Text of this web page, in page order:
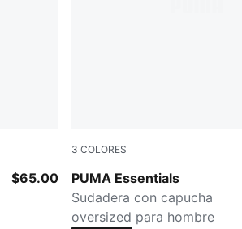
$65.00
3 COLORES
PUMA Essentials
PUMA BLACK
Sudadera con capucha
oversized para hombre